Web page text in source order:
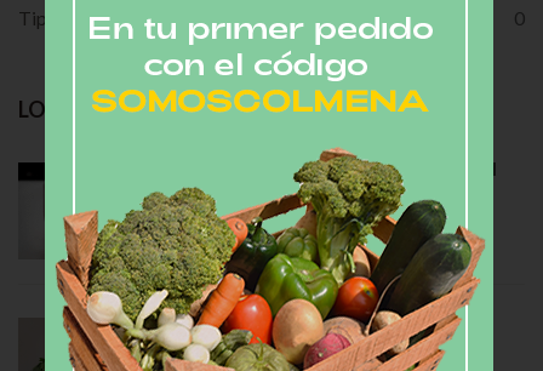
Tips de Cocina 0
LO MÁS RECIENTE
5 Formas Para Llevar Tu Café Cold Brew Al
SIguiente Nivel
agosto 20, 2020
Jugo Verde y Sus Beneficios
agosto 20, 2020